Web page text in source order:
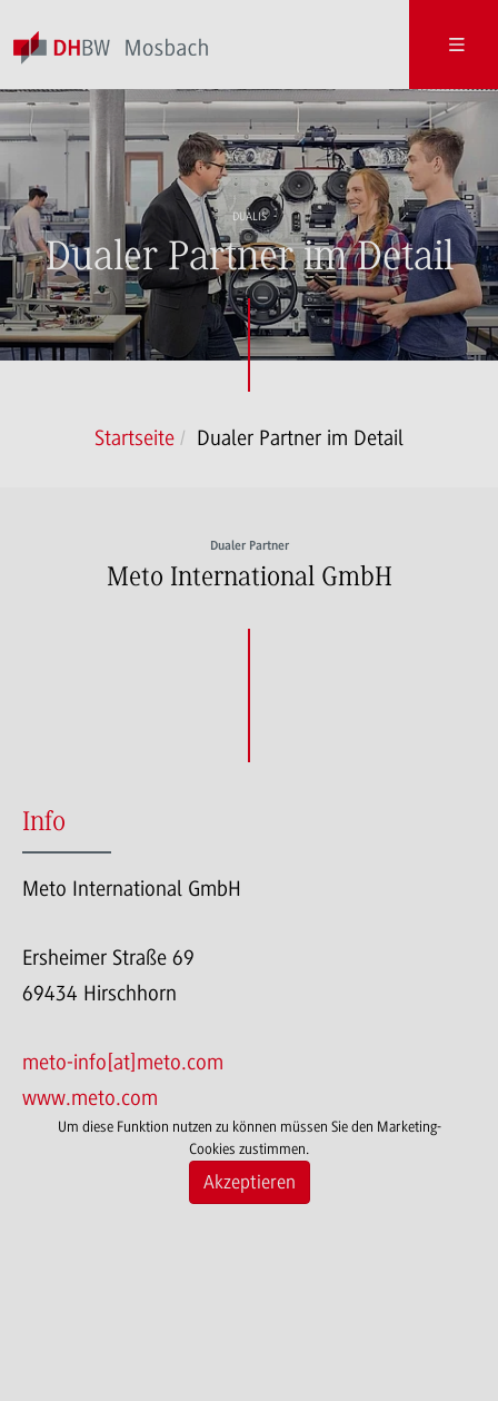
DUALIS
Dualer Partner im Detail
Startseite Dualer Partner im Detail
Dualer Partner
Meto International GmbH
Info
Meto International GmbH
Ersheimer Straße 69
69434 Hirschhorn
meto-info[at]meto.com
www.meto.com
Um diese Funktion nutzen zu können müssen Sie den Marketing-
Cookies zustimmen.
Akzeptieren